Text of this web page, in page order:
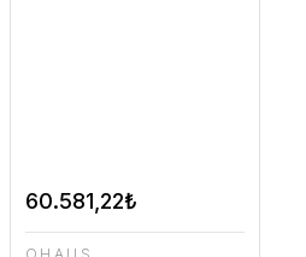
60.581,22₺